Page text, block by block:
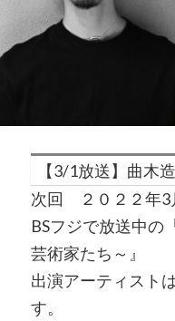
【3/1放送】曲木
次回 ２０２２年3
BSフジで放送中の
芸術家たち～』
出演アーティスト
す。